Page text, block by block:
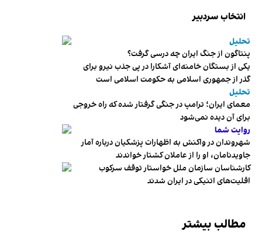
انتخاب سردبیر
تحلیل
پنتاگون از جنگ ایران چه درسی گرفت؟
یکی از بستگان خامنه‌ای آشکارا در پی جذب نیرو برای
گذر از جمهوری اسلامی به حکومت اسلامی است
تحلیل
معمای ایران؛ ترامپ در جنگی گرفتار شده که راه خروجی
برای آن دیده نمی‌شود
روایت شما
شهروندان در واکنش به اظهارات پزشکیان درباره آمار
جاویدنامان، او را از عاملان کشتار خواندند
کارشناسان سازمان ملل خواستار توقف سرکوب
اقلیت‌های اتنیکی در ایران شدند
مطالب بیشتر